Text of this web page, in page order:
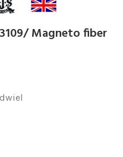
Magneto fiber